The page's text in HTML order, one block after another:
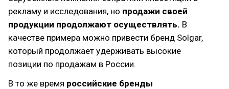
рекламу и исследования, но продажи своей
продукции продолжают осуществлять. В
качестве примера можно привести бренд Solgar,
который продолжает удерживать высокие
позиции по продажам в России.
В то же время российские бренды